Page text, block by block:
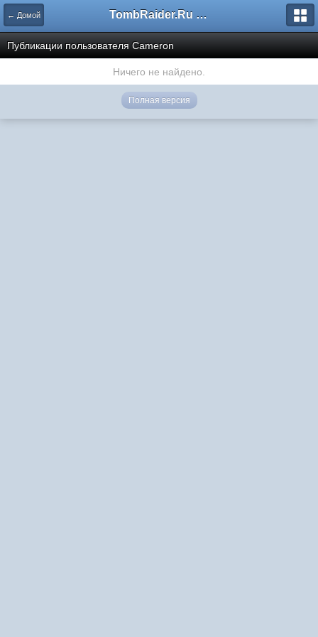
← Домой TombRaider.Ru - Форумы
Публикации пользователя Cameron
Ничего не найдено.
Полная версия